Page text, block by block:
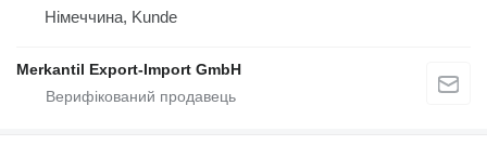
Німеччина, Kunde
Merkantil Export-Import GmbH